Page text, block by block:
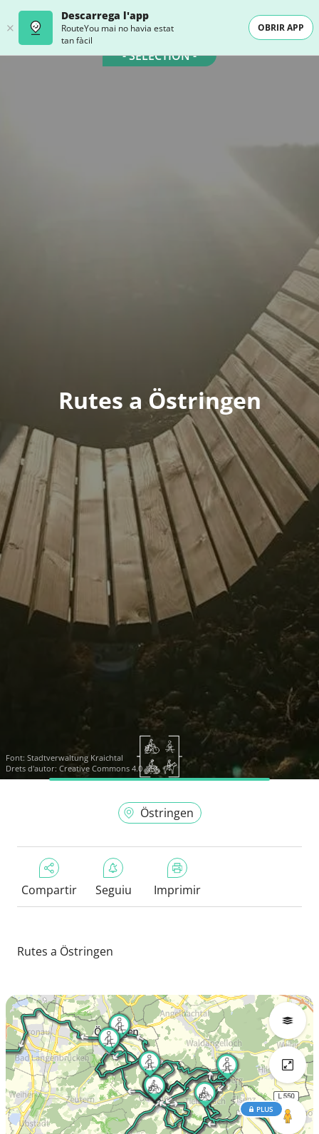
Descarrega l'app
RouteYou mai no havia estat
tan fàcil
OBRIR APP
- SELECTION -
Rutes a Östringen
Font: Stadtverwaltung Kraichtal
Drets d'autor: Creative Commons 4.0
Östringen
Compartir Seguiu Imprimir
Rutes a Östringen
PLUS